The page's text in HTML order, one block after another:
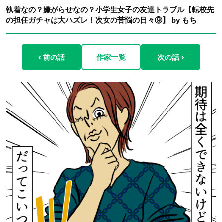
執着なの？嫌がらせなの？小学生女子の友達トラブル【転校先
の担任ガチャは大ハズレ！次女の苦悩の日々⑨】 by もち
‹ 前の話 作家一覧 次の話 ›